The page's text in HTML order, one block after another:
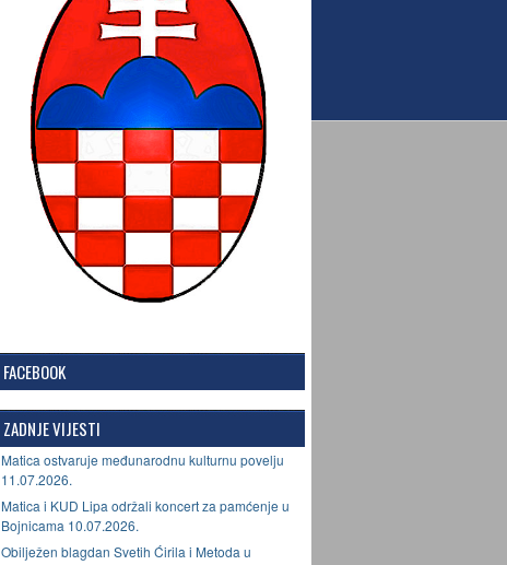
FACEBOOK
ZADNJE VIJESTI
Matica ostvaruje međunarodnu kulturnu povelju
11.07.2026.
Matica i KUD Lipa održali koncert za pamćenje u
Bojnicama 10.07.2026.
Obilježen blagdan Svetih Ćirila i Metoda u